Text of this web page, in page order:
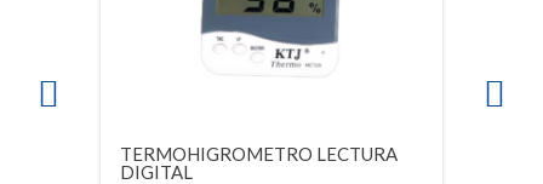
TERMOHIGROMETRO LECTURA
DIGITAL